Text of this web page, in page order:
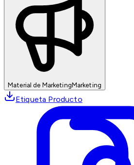
Material de MarketingMarketing
Etiqueta Producto